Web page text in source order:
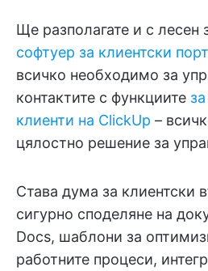
Ще разполагате и с лесен
софтуер за клиентски
всичко необходимо за
контактите с функциите
клиенти на ClickUp –
цялостно решение за
Става дума за клиентски
сигурно споделяне на
Docs, шаблони за
работните процеси,